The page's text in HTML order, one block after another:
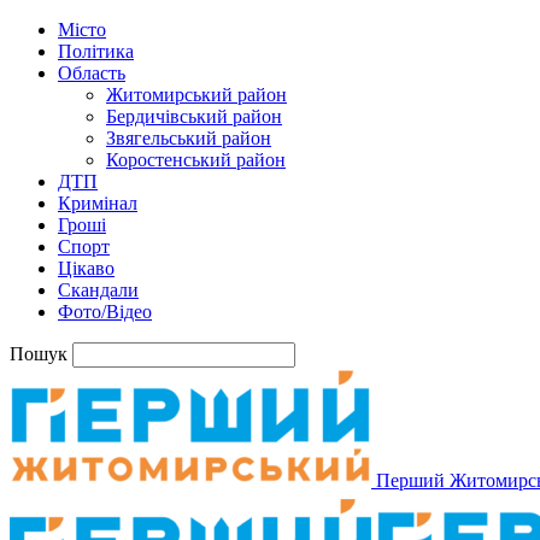
Місто
Політика
Область
Житомирський район
Бердичівський район
Звягельський район
Коростенський район
ДТП
Кримінал
Гроші
Спорт
Цікаво
Скандали
Фото/Відео
Пошук
Перший